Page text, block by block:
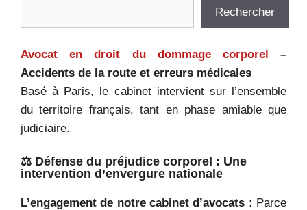
Rechercher
Avocat en droit du dommage corporel
–
Accidents de la route et erreurs médicales
Basé à Paris, le cabinet intervient sur l’ensemble
du territoire français, tant en phase amiable que
judiciaire.
⚖️ Défense du préjudice corporel : Une
intervention d’envergure nationale
L’engagement de notre cabinet d’avocats : Parce